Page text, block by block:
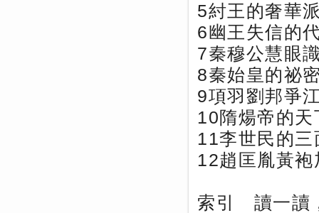
5紂王的奢華
6幽王失信的
7秦穆公慧眼
8秦始皇的祕
9項羽劉邦爭
10隋煬帝的天
11李世民的三
12趙匡胤黃袍
索引 讀一讀